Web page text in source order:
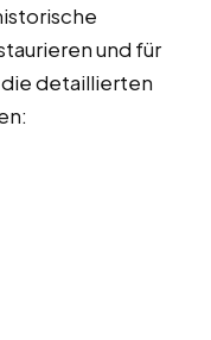
und für
die detaillierten